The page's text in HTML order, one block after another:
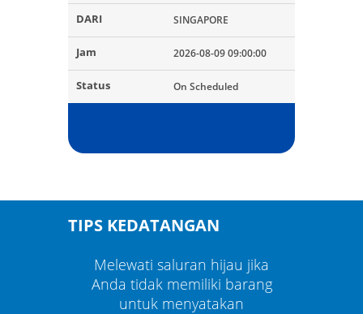
SINGAPORE
2026-08-09 09:00:00
On Scheduled
TIPS KEDATANGAN
Melewati saluran hijau jika
Anda tidak memiliki barang
untuk menyatakan